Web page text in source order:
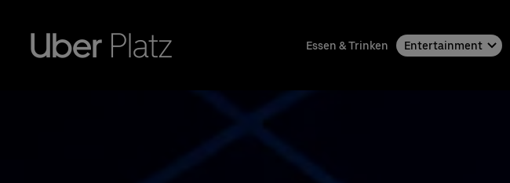
Essen & Trinken Entertainment